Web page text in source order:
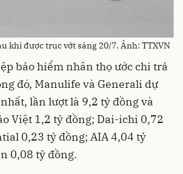
khi được trục vớt sáng 20/7. Ảnh: TTXVN
bảo hiểm nhân thọ ước chi trả
đó, Manulife và Generali dự
lần lượt là 9,2 tỷ đồng và
Việt 1,2 tỷ đồng; Dai-ichi 0,72
0,23 tỷ đồng; AIA 4,04 tỷ
0,08 tỷ đồng.